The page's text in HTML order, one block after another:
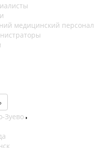
медицинский персонал
Зуево